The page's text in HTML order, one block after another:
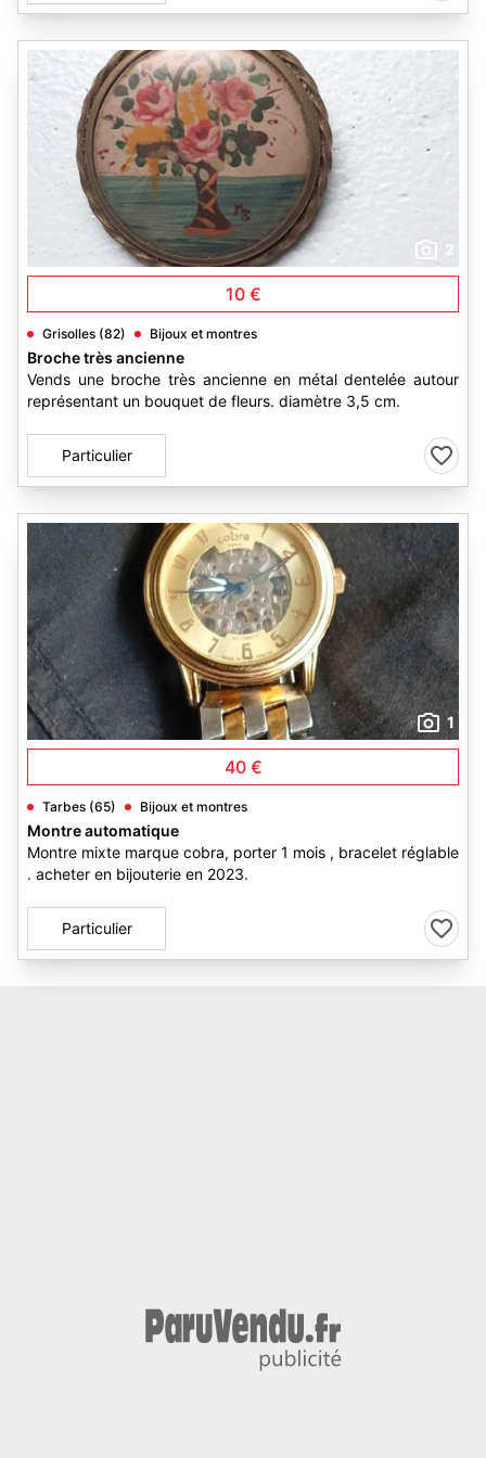
2
10 €
Grisolles (82) Bijoux et montres
Broche très ancienne
Vends une broche très ancienne en métal dentelée autour
représentant un bouquet de fleurs. diamètre 3,5 cm.
Particulier
1
40 €
Tarbes (65) Bijoux et montres
Montre automatique
Montre mixte marque cobra, porter 1 mois , bracelet réglable
. acheter en bijouterie en 2023.
Particulier